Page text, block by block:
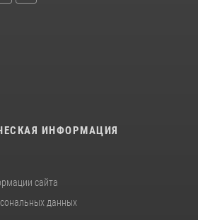
ИНФОРМАЦИЯ
сайта
данных